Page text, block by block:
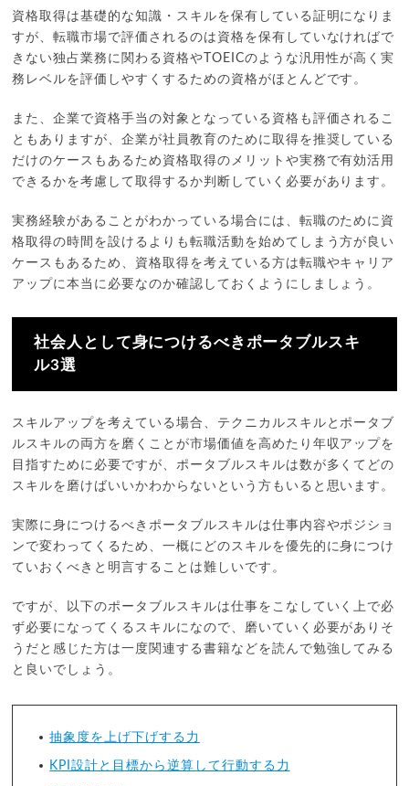
資格取得は基礎的な知識・スキルを保有している証明になりま
すが、転職市場で評価されるのは資格を保有していなければで
きない独占業務に関わる資格やTOEICのような汎用性が高く実
務レベルを評価しやすくするための資格がほとんどです。
また、企業で資格手当の対象となっている資格も評価されるこ
ともありますが、企業が社員教育のために取得を推奨している
だけのケースもあるため資格取得のメリットや実務で有効活用
できるかを考慮して取得するか判断していく必要があります。
実務経験があることがわかっている場合には、転職のために資
格取得の時間を設けるよりも転職活動を始めてしまう方が良い
ケースもあるため、資格取得を考えている方は転職やキャリア
アップに本当に必要なのか確認しておくようにしましょう。
社会人として身につけるべきポータブルスキ
ル3選
スキルアップを考えている場合、テクニカルスキルとポータブ
ルスキルの両方を磨くことが市場価値を高めたり年収アップを
目指すために必要ですが、ポータブルスキルは数が多くてどの
スキルを磨けばいいかわからないという方もいると思います。
実際に身につけるべきポータブルスキルは仕事内容やポジショ
ンで変わってくるため、一概にどのスキルを優先的に身につけ
ていおくべきと明言することは難しいです。
ですが、以下のポータブルスキルは仕事をこなしていく上で必
ず必要になってくるスキルになので、磨いていく必要がありそ
うだと感じた方は一度関連する書籍などを読んで勉強してみる
と良いでしょう。
抽象度を上げ下げする力
KPI設計と目標から逆算して行動する力